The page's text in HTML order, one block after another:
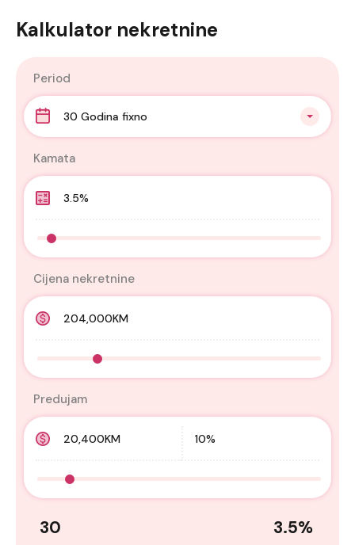
Kalkulator nekretnine
Period
30 Godina fixno
Kamata
Cijena nekretnine
Predujam
30 3.5%